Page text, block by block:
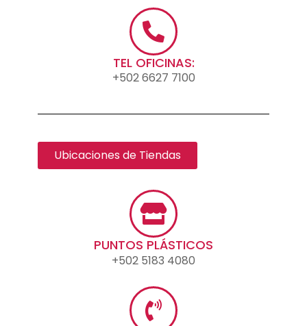
TEL OFICINAS:
+502 6627 7100
Ubicaciones de Tiendas
PUNTOS PLÁSTICOS
+502 5183 4080